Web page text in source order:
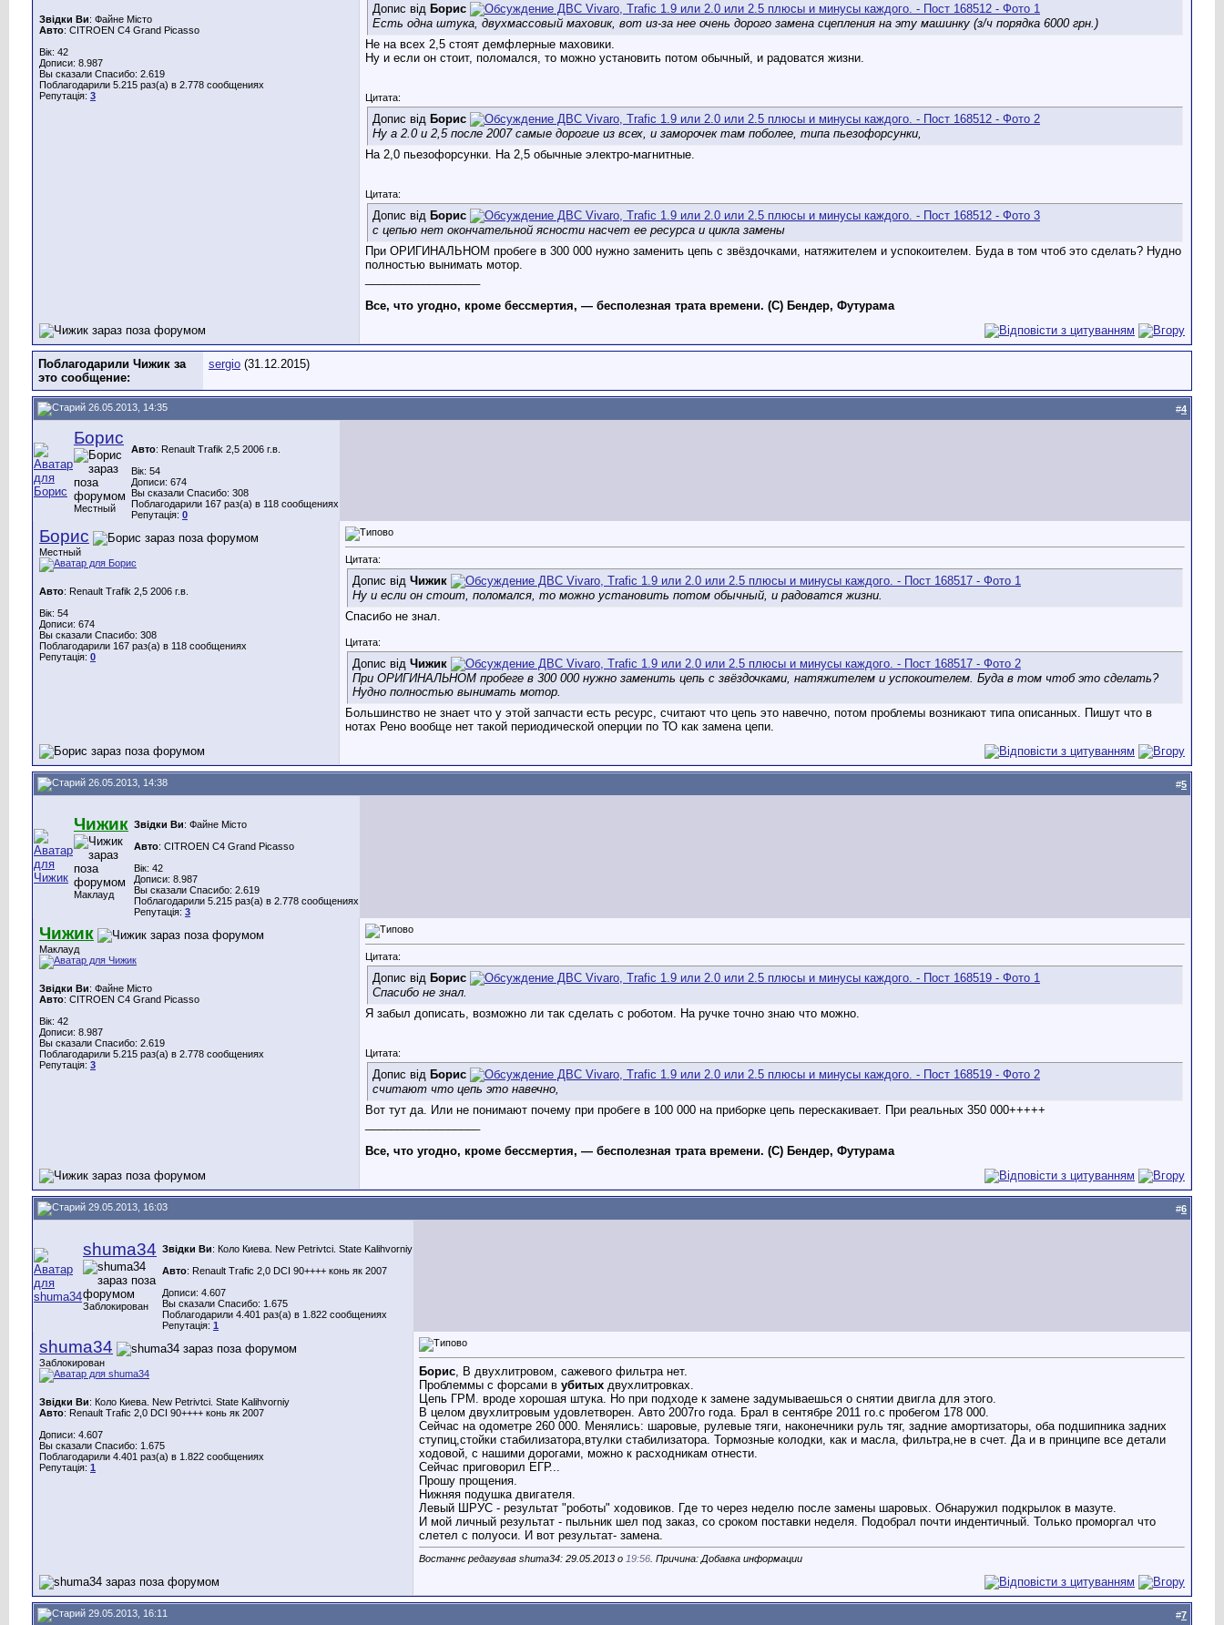
Звідки Ви: Файне Місто
Авто: CITROEN C4 Grand Picasso
Вік: 42
Дописи: 8.987
Вы сказали Спасибо: 2.619
Поблагодарили 5.215 раз(а) в 2.778 сообщениях
Репутація: 3
Допис від Борис
Есть одна штука, двухмассовый маховик, вот из-за нее очень дорого замена сцепления на эту машинку (з/ч порядка 6000 грн.)
Не на всех 2,5 стоят демфлерные маховики.
Ну и если он стоит, поломался, то можно установить потом обычный, и радоватся жизни.
Цитата:
Допис від Борис
Ну а 2.0 и 2,5 после 2007 самые дорогие из всех, и заморочек там поболее, типа пьезофорсунки,
На 2,0 пьезофорсунки. На 2,5 обычные электро-магнитные.
Цитата:
Допис від Борис
с цепью нет окончательной ясности насчет ее ресурса и цикла замены
При ОРИГИНАЛЬНОМ пробеге в 300 000 нужно заменить цепь с звёздочками, натяжителем и успокоителем. Буда в том чтоб это сделать? Нудно
полностью вынимать мотор.
Все, что угодно, кроме бессмертия, — бесполезная трата времени. (С) Бендер, Футурама
Поблагодарили Чижик за
это сообщение:
sergio (31.12.2015)
26.05.2013, 14:35 #4
Борис
Местный
Авто: Renault Trafik 2,5 2006 г.в.
Вік: 54
Дописи: 674
Вы сказали Спасибо: 308
Поблагодарили 167 раз(а) в 118 сообщениях
Репутація: 0
Борис
Местный
Авто: Renault Trafik 2,5 2006 г.в.
Вік: 54
Дописи: 674
Вы сказали Спасибо: 308
Поблагодарили 167 раз(а) в 118 сообщениях
Репутація: 0
Цитата:
Допис від Чижик
Ну и если он стоит, поломался, то можно установить потом обычный, и радоватся жизни.
Спасибо не знал.
Цитата:
Допис від Чижик
При ОРИГИНАЛЬНОМ пробеге в 300 000 нужно заменить цепь с звёздочками, натяжителем и успокоителем. Буда в том чтоб это сделать?
Нудно полностью вынимать мотор.
Большинство не знает что у этой запчасти есть ресурс, считают что цепь это навечно, потом проблемы возникают типа описанных. Пишут что в
нотах Рено вообще нет такой периодической оперции по ТО как замена цепи.
26.05.2013, 14:38 #5
Чижик
Маклауд
Звідки Ви: Файне Місто
Авто: CITROEN C4 Grand Picasso
Вік: 42
Дописи: 8.987
Вы сказали Спасибо: 2.619
Поблагодарили 5.215 раз(а) в 2.778 сообщениях
Репутація: 3
Чижик
Маклауд
Звідки Ви: Файне Місто
Авто: CITROEN C4 Grand Picasso
Вік: 42
Дописи: 8.987
Вы сказали Спасибо: 2.619
Поблагодарили 5.215 раз(а) в 2.778 сообщениях
Репутація: 3
Цитата:
Допис від Борис
Спасибо не знал.
Я забыл дописать, возможно ли так сделать с роботом. На ручке точно знаю что можно.
Цитата:
Допис від Борис
считают что цепь это навечно,
Вот тут да. Или не понимают почему при пробеге в 100 000 на приборке цепь перескакивает. При реальных 350 000+++++
Все, что угодно, кроме бессмертия, — бесполезная трата времени. (С) Бендер, Футурама
29.05.2013, 16:03 #6
shuma34
Заблокирован
Звідки Ви: Коло Киева. New Petrivtci. State Kalihvorniy
Авто: Renault Trafiс 2,0 DCI 90++++ конь як 2007
Дописи: 4.607
Вы сказали Спасибо: 1.675
Поблагодарили 4.401 раз(а) в 1.822 сообщениях
Репутація: 1
shuma34
Заблокирован
Звідки Ви: Коло Киева. New Petrivtci. State Kalihvorniy
Авто: Renault Trafiс 2,0 DCI 90++++ конь як 2007
Дописи: 4.607
Вы сказали Спасибо: 1.675
Поблагодарили 4.401 раз(а) в 1.822 сообщениях
Репутація: 1
Борис , В двухлитровом, сажевого фильтра нет.
Проблеммы с форсами в убитых двухлитровках.
Цепь ГРМ. вроде хорошая штука. Но при подходе к замене задумываешься о снятии двигла для этого.
В целом двухлитровым удовлетворен. Авто 2007го года. Брал в сентябре 2011 го.с пробегом 178 000.
Сейчас на одометре 260 000. Менялись: шаровые, рулевые тяги, наконечники руль тяг, задние амортизаторы, оба подшипника задних
ступиц,стойки стабилизатора,втулки стабилизатора. Тормозные колодки, как и масла, фильтра,не в счет. Да и в принципе все детали
ходовой, с нашими дорогами, можно к расходникам отнести.
Сейчас приговорил ЕГР...
Прошу прощения.
Нижняя подушка двигателя.
Левый ШРУС - результат "роботы" ходовиков. Где то через неделю после замены шаровых. Обнаружил подкрылок в мазуте.
И мой личный результат - пыльник шел под заказ, со сроком поставки неделя. Подобрал почти индентичный. Только проморгал что
слетел с полуоси. И вот результат- замена.
Востаннє редагував shuma34: 29.05.2013 о 19:56 . Причина: Добавка информации
29.05.2013, 16:11 #7